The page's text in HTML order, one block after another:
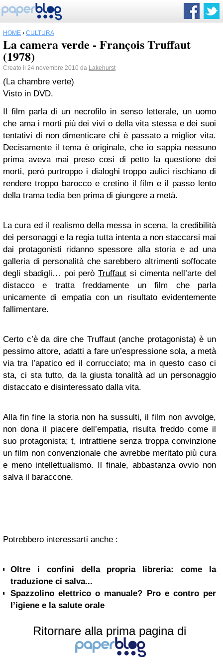
HOME › CULTURA
La camera verde - François Truffaut
(1978)
Creato il 24 novembre 2010 da Lakehurst
(La chambre verte)
Visto in DVD.
Il film parla di un necrofilo in senso letterale, un uomo
che ama i morti più dei vivi o della vita stessa e dei suoi
tentativi di non dimenticare chi è passato a miglior vita.
Decisamente il tema è originale, che io sappia nessuno
prima aveva mai preso così di petto la questione dei
morti, però purtroppo i dialoghi troppo aulici rischiano di
rendere troppo barocco e cretino il film e il passo lento
della trama tedia ben prima di giungere a metà.
La cura ed il realismo della messa in scena, la credibilità
dei personaggi e la regia tutta intenta a non staccarsi mai
dai protagonisti ridanno spessore alla storia e ad una
galleria di personalità che sarebbero altrimenti soffocate
degli sbadigli… poi però Truffaut si cimenta nell’arte del
distacco e tratta freddamente un film che parla
unicamente di empatia con un risultato evidentemente
fallimentare.
Certo c’è da dire che Truffaut (anche protagonista) è un
pessimo attore, adatti a fare un’espressione sola, a metà
via tra l’apatico ed il corrucciato; ma in questo caso ci
sta, ci sta tutto, da la giusta tonalità ad un personaggio
distaccato e disinteressato dalla vita.
Alla fin fine la storia non ha sussulti, il film non avvolge,
non dona il piacere dell’empatia, risulta freddo come il
suo protagonista; t, intrattiene senza troppa convinzione
un film non convenzionale che avrebbe meritato più cura
e meno intellettualismo. Il finale, abbastanza ovvio non
salva il baraccone.
Potrebbero interessarti anche :
Oltre i confini della propria libreria: come la
traduzione ci salva...
Spazzolino elettrico o manuale? Pro e contro per
l’igiene e la salute orale
Ritornare alla prima pagina di